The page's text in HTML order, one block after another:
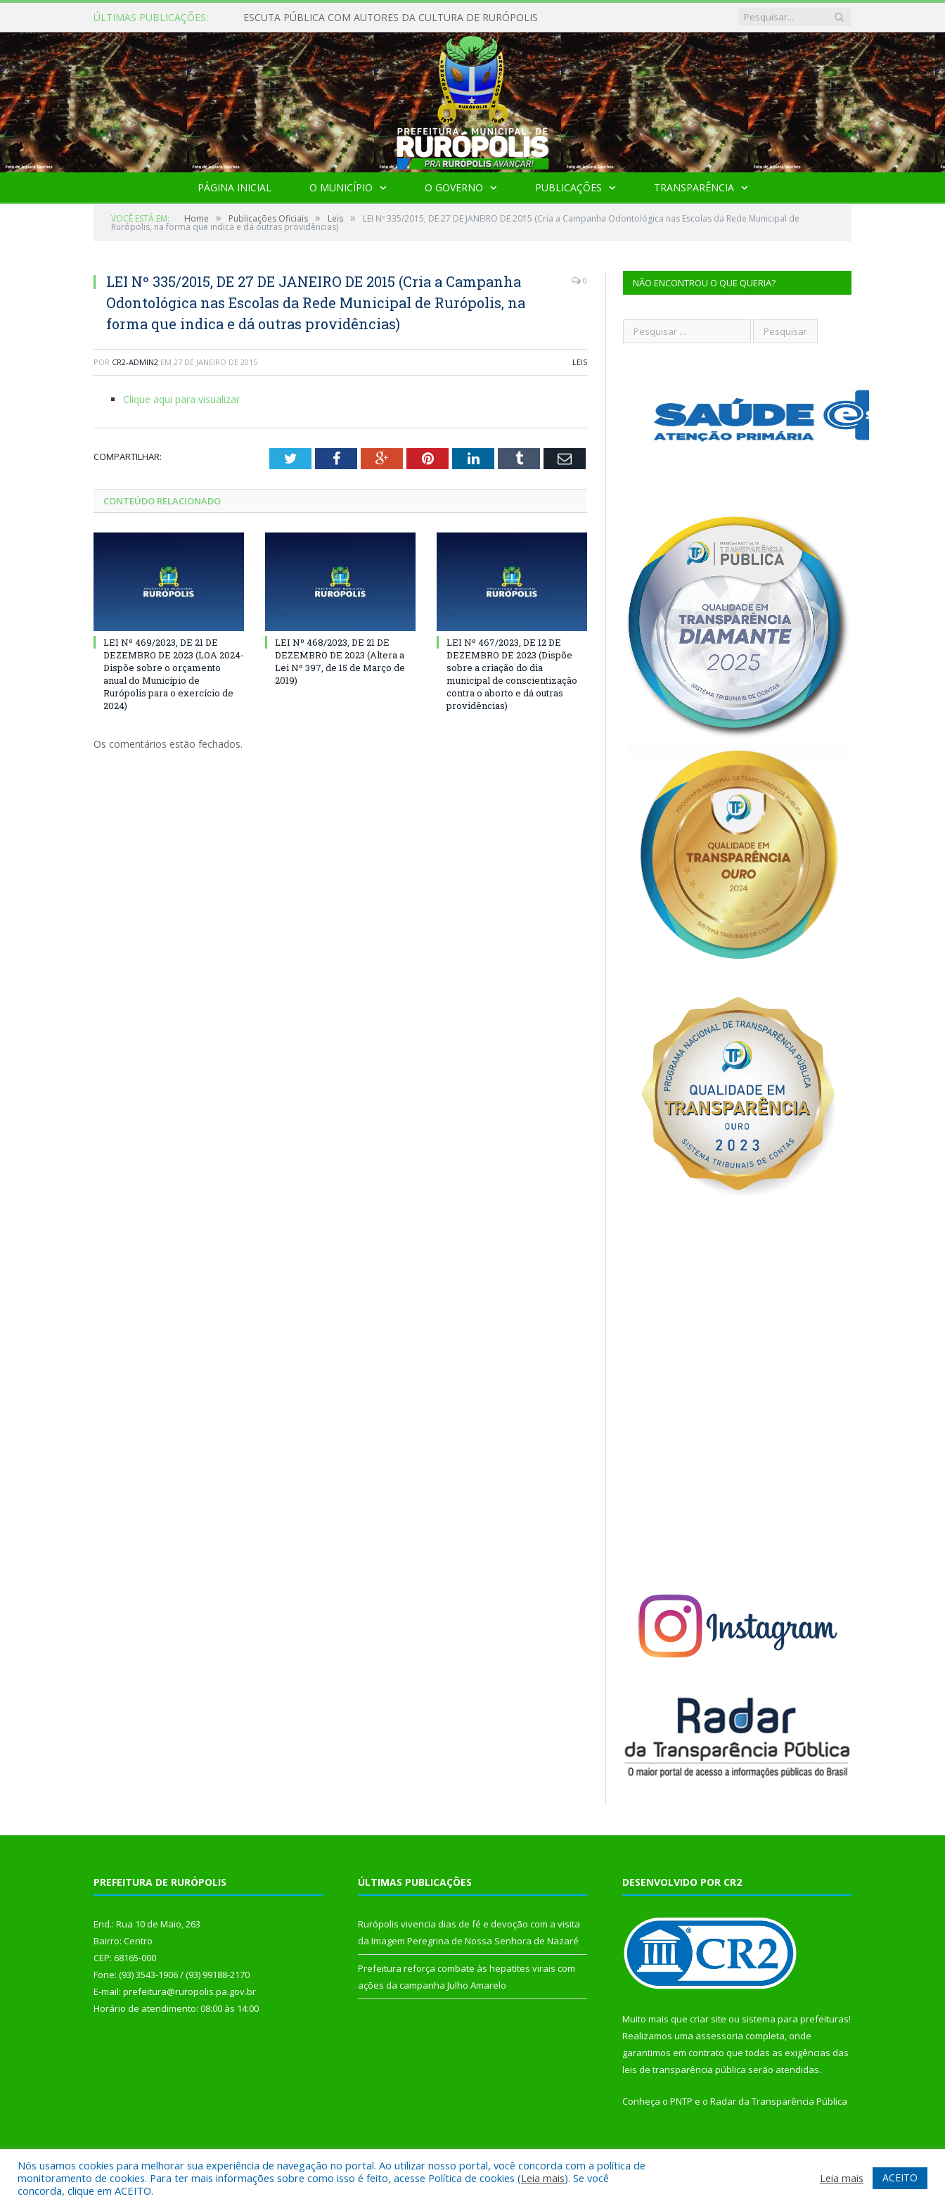
ÚLTIMAS PUBLICAÇÕES: ESCUTA PÚBLICA COM AUTORES DA CULTURA DE RURÓPOLIS
PÁGINA INICIAL O MUNICÍPIO O GOVERNO PUBLICAÇÕES TRANSPARÊNCIA
VOCÊ ESTÁ EM: Home » Publicações Oficiais » Leis » LEI Nº 335/2015, DE 27 DE JANEIRO DE 2015 (Cria a Campanha Odontológica nas Escolas da Rede Municipal de
Rurópolis, na forma que indica e dá outras providências)
LEI Nº 335/2015, DE 27 DE JANEIRO DE 2015 (Cria a Campanha
Odontológica nas Escolas da Rede Municipal de Rurópolis, na
forma que indica e dá outras providências)
0
POR CR2-ADMIN2 EM 27 DE JANEIRO DE 2015 LEIS
Clique aqui para visualizar
COMPARTILHAR: TwitterFacebookGoogle+PinterestLinkedInTumblr Email
CONTEÚDO RELACIONADO
LEI Nº 469/2023, DE 21 DE
DEZEMBRO DE 2023 (LOA 2024-
Dispõe sobre o orçamento
anual do Município de
Rurópolis para o exercício de
2024)
LEI Nº 468/2023, DE 21 DE
DEZEMBRO DE 2023 (Altera a
Lei Nº 397, de 15 de Março de
2019)
LEI Nº 467/2023, DE 12 DE
DEZEMBRO DE 2023 (Dispõe
sobre a criação do dia
municipal de conscientização
contra o aborto e dá outras
providências)
Os comentários estão fechados.
NÃO ENCONTROU O QUE QUERIA?
PREFEITURA DE RURÓPOLIS
End.: Rua 10 de Maio, 263
Bairro: Centro
CEP: 68165-000
Fone: (93) 3543-1906 / (93) 99188-2170
E-mail: prefeitura@ruropolis.pa.gov.br
Horário de atendimento: 08:00 às 14:00
ÚLTIMAS PUBLICAÇÕES
Rurópolis vivencia dias de fé e devoção com a visita
da Imagem Peregrina de Nossa Senhora de Nazaré
Prefeitura reforça combate às hepatites virais com
ações da campanha Julho Amarelo
DESENVOLVIDO POR CR2
Muito mais que criar site ou sistema para prefeituras!
Realizamos uma assessoria completa, onde
garantimos em contrato que todas as exigências das
leis de transparência pública serão atendidas.
Conheça o PNTP e o Radar da Transparência Pública
Todos os direitos reservados a Prefeitura Municipal de Rurópolis. Mapa do Site Acessar Webmail
Nós usamos cookies para melhorar sua experiência de navegação no portal. Ao utilizar nosso portal, você concorda com a política de
monitoramento de cookies. Para ter mais informações sobre como isso é feito, acesse Política de cookies (Leia mais). Se você
concorda, clique em ACEITO.
Leia mais ACEITO